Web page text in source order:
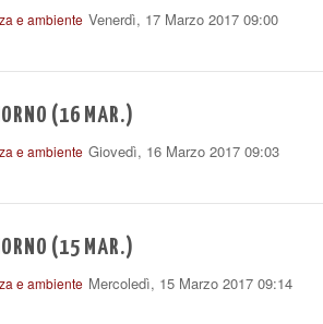
e ambiente Venerdì, 17 Marzo 2017 09:00
(16 MAR.)
e ambiente Giovedì, 16 Marzo 2017 09:03
(15 MAR.)
e ambiente Mercoledì, 15 Marzo 2017 09:14